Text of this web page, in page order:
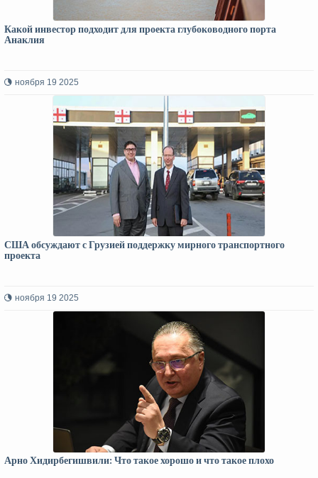
Какой инвестор подходит для проекта глубоководного порта
Анаклия
ноября 19 2025
США обсуждают с Грузией поддержку мирного транспортного
проекта
ноября 19 2025
Арно Хидирбегишвили: Что такое хорошо и что такое плохо